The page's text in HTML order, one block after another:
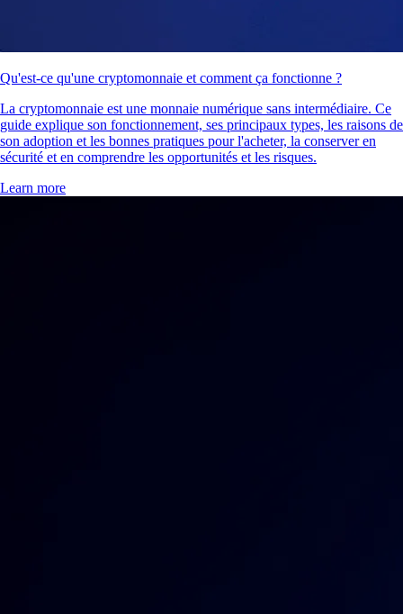
Qu'est-ce qu'une cryptomonnaie et comment ça fonctionne ?
La cryptomonnaie est une monnaie numérique sans intermédiaire. Ce
guide explique son fonctionnement, ses principaux types, les raisons de
son adoption et les bonnes pratiques pour l'acheter, la conserver en
sécurité et en comprendre les opportunités et les risques.
Learn more